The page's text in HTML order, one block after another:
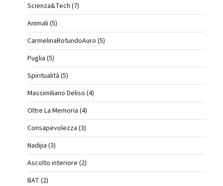
Scienza&Tech (7)
Animali (5)
CarmelinaRotundoAuro (5)
Puglia (5)
Spiritualità (5)
Massimiliano Deliso (4)
Oltre La Memoria (4)
Consapevolezza (3)
Nadijia (3)
Ascolto interiore (2)
BAT (2)